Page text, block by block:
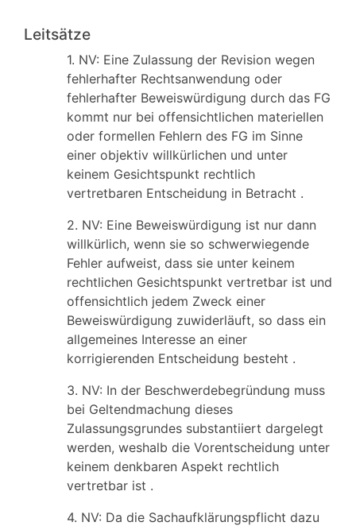
Leitsätze
1. NV: Eine Zulassung der Revision wegen
fehlerhafter Rechtsanwendung oder
fehlerhafter Beweiswürdigung durch das FG
kommt nur bei offensichtlichen materiellen
oder formellen Fehlern des FG im Sinne
einer objektiv willkürlichen und unter
keinem Gesichtspunkt rechtlich
vertretbaren Entscheidung in Betracht .
2. NV: Eine Beweiswürdigung ist nur dann
willkürlich, wenn sie so schwerwiegende
Fehler aufweist, dass sie unter keinem
rechtlichen Gesichtspunkt vertretbar ist und
offensichtlich jedem Zweck einer
Beweiswürdigung zuwiderläuft, so dass ein
allgemeines Interesse an einer
korrigierenden Entscheidung besteht .
3. NV: In der Beschwerdebegründung muss
bei Geltendmachung dieses
Zulassungsgrundes substantiiert dargelegt
werden, weshalb die Vorentscheidung unter
keinem denkbaren Aspekt rechtlich
vertretbar ist .
4. NV: Da die Sachaufklärungspflicht dazu